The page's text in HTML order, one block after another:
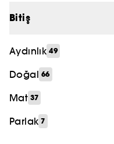
Jojoba
Komedojenik olmayan
Bitiş
Aydınlık 49
Doğal 66
Mat 37
Parlak 7